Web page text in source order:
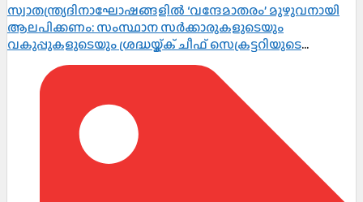
സ്വാതന്ത്ര്യദിനാഘോഷങ്ങളിൽ ‘വന്ദേമാതരം’ മുഴുവനായി
ആലപിക്കണം: സംസ്ഥാന സർക്കാരുകളുടെയും
വകുപ്പുകളുടെയും ശ്രദ്ധയ്ക്ക് ചീഫ് സെക്രട്ടറിയുടെ
നിർദ്ദേശം